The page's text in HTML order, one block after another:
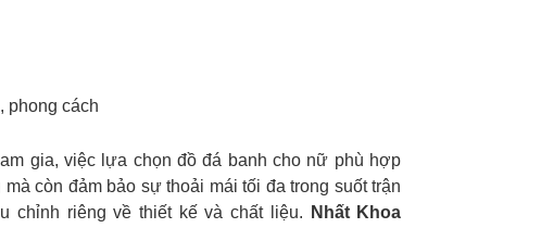
phong cách
gia, việc lựa chọn đồ đá banh cho nữ phù hợp
còn đảm bảo sự thoải mái tối đa trong suốt trận
chỉnh riêng về thiết kế và chất liệu.
Nhất Khoa